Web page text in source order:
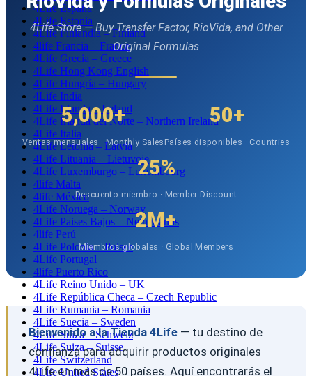
4Life España
4Life Estonia
4Life Finlandia – Finland
4life Francia – France
4Life Grecia – Greece
4Life Hong Kong English
4Life Hungría – Hungary
4Life India
4Life Irlanda – Ireland
4Life Irlanda del Norte – Northern Ireland
4Life Italia
4Life Letonia – Latvia
4Life Lituania – Lietuvoje
4Life Luxemburgo – Luxembourg
4life Malta
4life México
4Life Noruega – Norway
4Life Paises Bajos – Netherlands
4life Perú
4Life Polonia – Polsce
4Life Portugal
4life Puerto Rico
4Life Reino Unido – UK
4Life República Checa – Czech Republic
4Life Rumania – Romania
4Life Suecia – Sweden
4Life Suiza – Schweiz
4Life Suiza – Suisse
4Life Switzerland
4Life United States
4Life Store — Buy Transfer Factor, RioVida, and Other
Original Formulas
5,000+
Ventas mensuales · Monthly Sales
50+
Países disponibles · Countries
25%
Descuento miembro · Member Discount
2M+
Miembros globales · Global Members
Bienvenido a la Tienda 4Life— tu destino de
confianza para adquirir productos originales
4Life en más de 50 países. Aquí encontrarás el